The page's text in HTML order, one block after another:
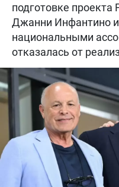
подготовке проекта
Джанни Инфантино
национальными
отказалась от